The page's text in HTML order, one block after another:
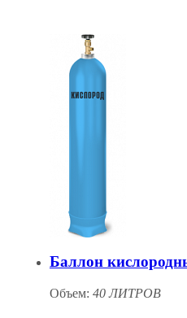
Баллон
Объем: 40 ЛИТРОВ